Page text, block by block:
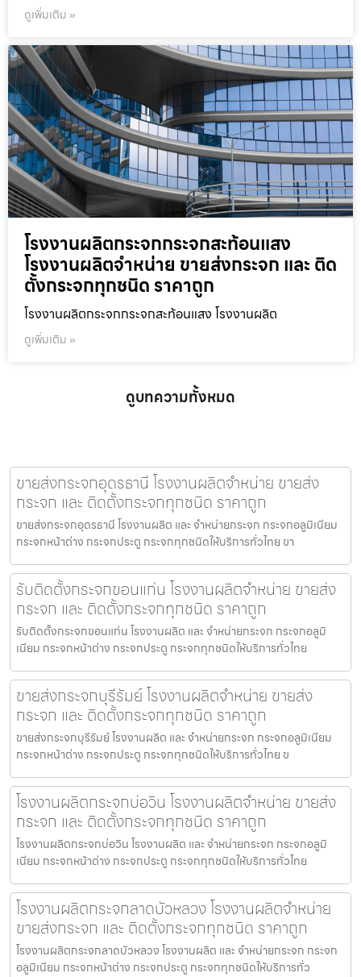
ดูเพิ่มเติม »
โรงงานผลิตกระจกกระจกสะท้อนแสง
โรงงานผลิตจำหน่าย ขายส่งกระจก และ ติด
ตั้งกระจกทุกชนิด ราคาถูก
โรงงานผลิตกระจกกระจกสะท้อนแสง โรงงานผลิต
ดูเพิ่มเติม »
ดูบทความทั้งหมด
ขายส่งกระจกอุดรธานี โรงงานผลิตจำหน่าย ขายส่ง
กระจก และ ติดตั้งกระจกทุกชนิด ราคาถูก
ขายส่งกระจกอุดรธานี โรงงานผลิต และ จำหน่ายกระจก กระจกอลูมิเนียม
กระจกหน้าต่าง กระจกประตู กระจกทุกชนิดให้บริการทั่วไทย ขา
รับติดตั้งกระจกขอนแก่น โรงงานผลิตจำหน่าย ขายส่ง
กระจก และ ติดตั้งกระจกทุกชนิด ราคาถูก
รับติดตั้งกระจกขอนแก่น โรงงานผลิต และ จำหน่ายกระจก กระจกอลูมิ
เนียม กระจกหน้าต่าง กระจกประตู กระจกทุกชนิดให้บริการทั่วไทย
ขายส่งกระจกบุรีรัมย์ โรงงานผลิตจำหน่าย ขายส่ง
กระจก และ ติดตั้งกระจกทุกชนิด ราคาถูก
ขายส่งกระจกบุรีรัมย์ โรงงานผลิต และ จำหน่ายกระจก กระจกอลูมิเนียม
กระจกหน้าต่าง กระจกประตู กระจกทุกชนิดให้บริการทั่วไทย ข
โรงงานผลิตกระจกบ่อวิน โรงงานผลิตจำหน่าย ขายส่ง
กระจก และ ติดตั้งกระจกทุกชนิด ราคาถูก
โรงงานผลิตกระจกบ่อวิน โรงงานผลิต และ จำหน่ายกระจก กระจกอลูมิ
เนียม กระจกหน้าต่าง กระจกประตู กระจกทุกชนิดให้บริการทั่วไทย
โรงงานผลิตกระจกลาดบัวหลวง โรงงานผลิตจำหน่าย
ขายส่งกระจก และ ติดตั้งกระจกทุกชนิด ราคาถูก
โรงงานผลิตกระจกลาดบัวหลวง โรงงานผลิต และ จำหน่ายกระจก กระจก
อลูมิเนียม กระจกหน้าต่าง กระจกประตู กระจกทุกชนิดให้บริการทั่ว